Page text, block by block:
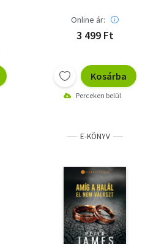
Online ár:
3 499 Ft
Kosárba
Perceken belül
E-KÖNYV